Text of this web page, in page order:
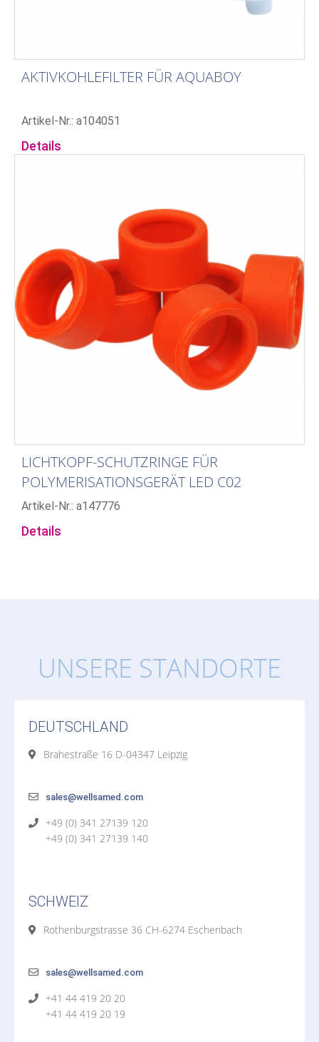
AKTIVKOHLEFILTER FÜR AQUABOY
Artikel-Nr.: a104051
Details
LICHTKOPF-SCHUTZRINGE FÜR
POLYMERISATIONSGERÄT LED C02
Artikel-Nr.: a147776
Details
UNSERE STANDORTE
DEUTSCHLAND
Brahestraße 16 D-04347 Leipzig
sales@wellsamed.com
+49 (0) 341 27139 120
+49 (0) 341 27139 140
SCHWEIZ
Rothenburgstrasse 36 CH-6274 Eschenbach
sales@wellsamed.com
+41 44 419 20 20
+41 44 419 20 19